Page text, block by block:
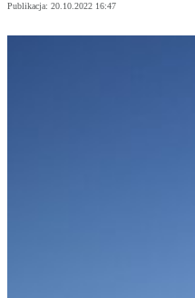
Publikacja: 20.10.2022 16:47